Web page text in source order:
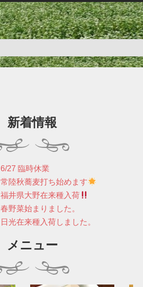
新着情報
6/27 臨時休業
常陸秋蕎麦打ち始めます
福井県大野在来種入荷
春野菜始まりました。
日光在来種入荷しました。
メニュー